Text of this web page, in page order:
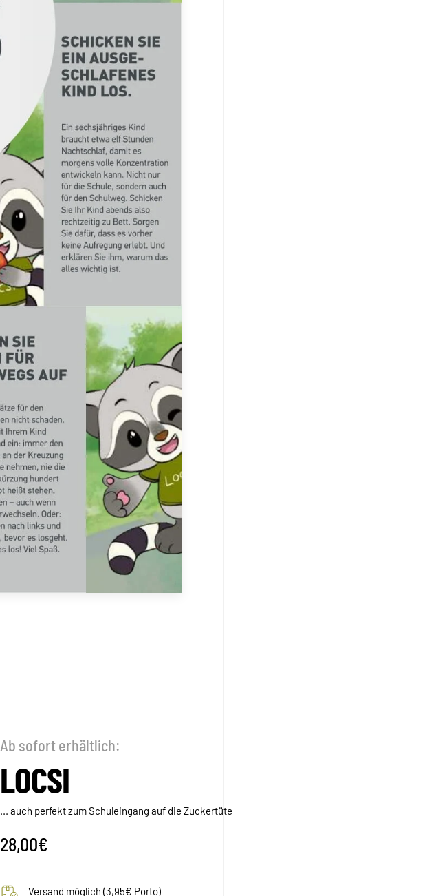
Ab sofort erhältlich:
LOCSI
... auch perfekt zum Schuleingang auf die Zuckertüte
28,00€
Versand möglich (3,95€ Porto)